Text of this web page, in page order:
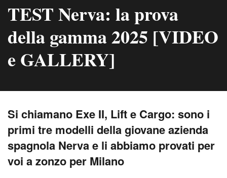
TEST Nerva: la prova
della gamma 2025 [VIDEO
e GALLERY]
Si chiamano Exe II, Lift e Cargo: sono i
primi tre modelli della giovane azienda
spagnola Nerva e li abbiamo provati per
voi a zonzo per Milano